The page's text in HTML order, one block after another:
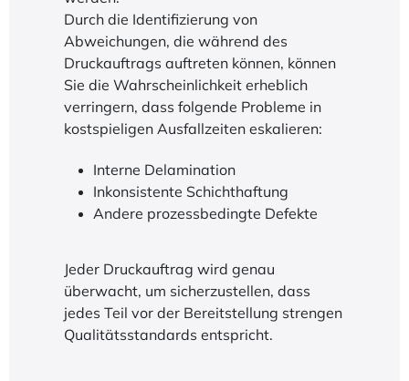
Durch die Identifizierung von
Abweichungen, die während des
Druckauftrags auftreten können, können
Sie die Wahrscheinlichkeit erheblich
verringern, dass folgende Probleme in
kostspieligen Ausfallzeiten eskalieren:
Interne Delamination
Inkonsistente Schichthaftung
Andere prozessbedingte Defekte
Jeder Druckauftrag wird genau
überwacht, um sicherzustellen, dass
jedes Teil vor der Bereitstellung strengen
Qualitätsstandards entspricht.